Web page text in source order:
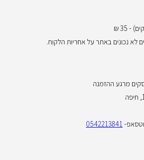
לא נכונים באתר על אחריות הלקוח.
0542213841